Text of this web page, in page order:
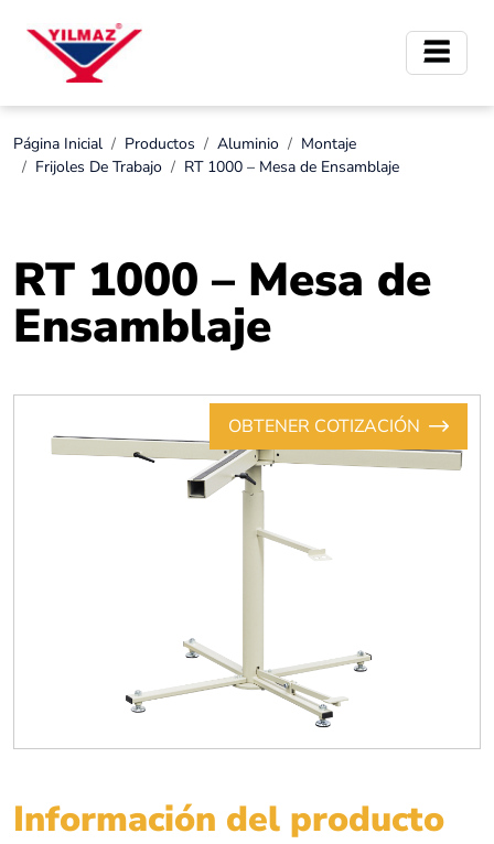
Página Inicial Productos Aluminio
Montaje
Frijoles De Trabajo
RT 1000 – Mesa de Ensamblaje
RT 1000 – Mesa de
Ensamblaje
OBTENER COTIZACIÓN
Información del producto